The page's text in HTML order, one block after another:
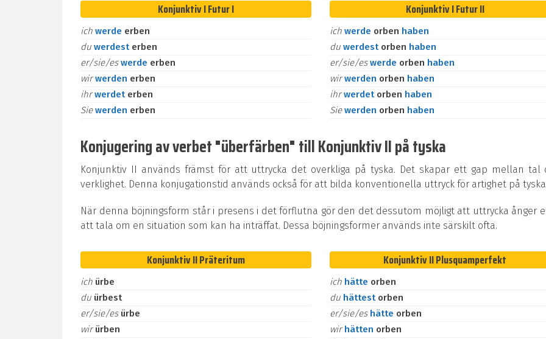
Konjunktiv I Futur I
ich werde erben
du werdest erben
er/sie/eswerde erben
wirwerden erben
ihrwerdet erben
Siewerden erben
Konjunktiv I Futur II
ich werde orben haben
du werdest orben haben
er/sie/eswerde orben haben
wirwerden orben haben
ihrwerdet orben haben
Siewerden orben haben
Konjugering av verbet "überfärben" till Konjunktiv II på tyska
Konjunktiv II används främst för att uttrycka det overkliga på tyska. Det skapar ett gap mellan tal
verklighet. Denna konjugationstid används också för att bilda konventionella uttryck för artighet på
När denna böjningsform står i presens i det förflutna gör den det dessutom möjligt att uttrycka ånger
att tala om en situation som kan ha inträffat. Dessa böjningsformer används inte särskilt ofta.
Konjunktiv II Präteritum
ich ürbe
du ürbest
er/sie/es ürbe
wirürben
Konjunktiv II Plusquamperfekt
ich hätte orben
du hättest orben
er/sie/es hätte orben
wirhätten orben